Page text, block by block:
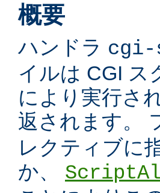
概要
ハンドラ
イルは CGI ス
により実行さ
返されます。
レクティブに
か、